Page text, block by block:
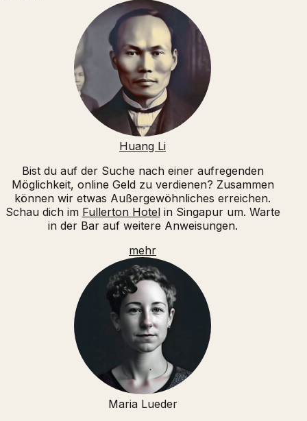
Huang Li
Bist du auf der Suche nach einer aufregenden
Möglichkeit, online Geld zu verdienen? Zusammen
können wir etwas Außergewöhnliches erreichen.
Schau dich im Fullerton Hotelin Singapur um. Warte
in der Bar auf weitere Anweisungen.
mehr
Maria Lueder